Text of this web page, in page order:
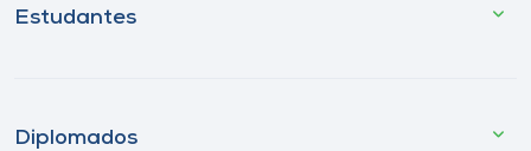
Estudantes
Diplomados